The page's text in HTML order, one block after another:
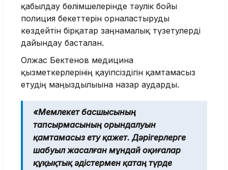
қабылдау бөлімшелерінде тәулік бойғы
полиция бекеттерін орналастыруды
көздейтін бірқатар заңнамалық түзетулерді
дайындау басталған.
Олжас Бектенов медицина
қызметкерлерінің қауіпсіздігін қамтамасыз
етудің маңыздылығына назар аударды.
«Мемлекет басшысының
тапсырмасының орындалуын
қамтамасыз ету қажет. Дәрігерлерге
шабуыл жасалған мұндай оқиғалар
құқықтық әдістермен қатаң түрде